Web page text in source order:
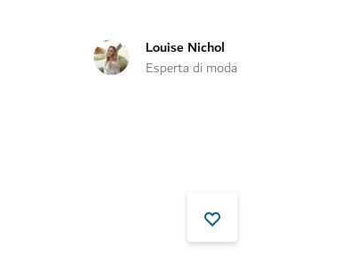
Louise Nichol
Esperta di moda